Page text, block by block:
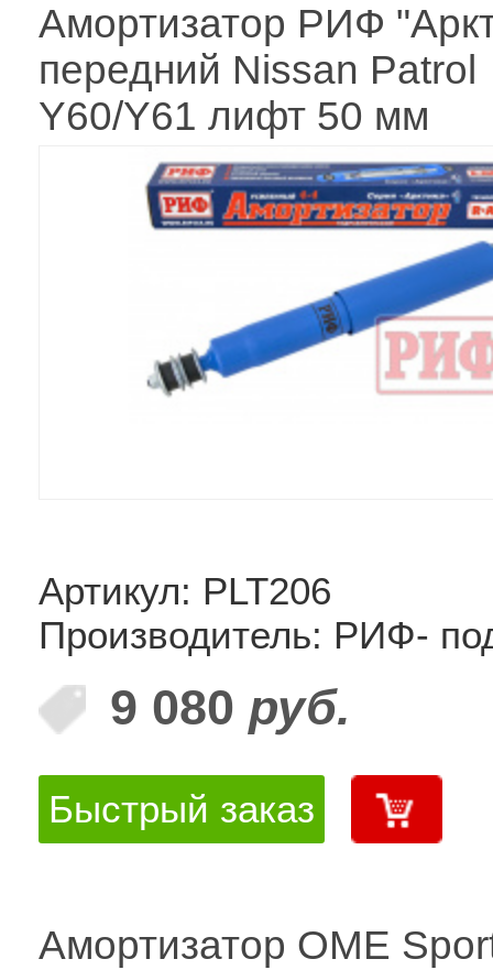
Амортизатор РИФ
передний Nissan Patrol
Y60/Y61 лифт 50 мм
Артикул: PLT206
Производитель: РИФ-
9 080 руб.
Быстрый заказ
Амортизатор OME